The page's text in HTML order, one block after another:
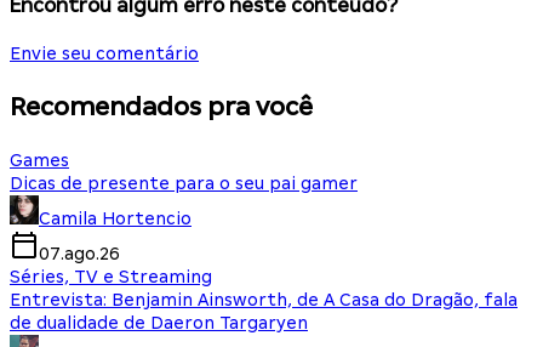
Encontrou algum erro neste conteúdo?
Envie seu comentário
Recomendados pra você
Games
Dicas de presente para o seu pai gamer
Camila Hortencio
07.ago.26
Séries, TV e Streaming
Entrevista: Benjamin Ainsworth, de A Casa do Dragão, fala
de dualidade de Daeron Targaryen